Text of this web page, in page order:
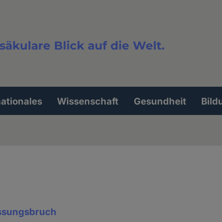
Blick auf die Welt.
Wissenschaft Gesundheit